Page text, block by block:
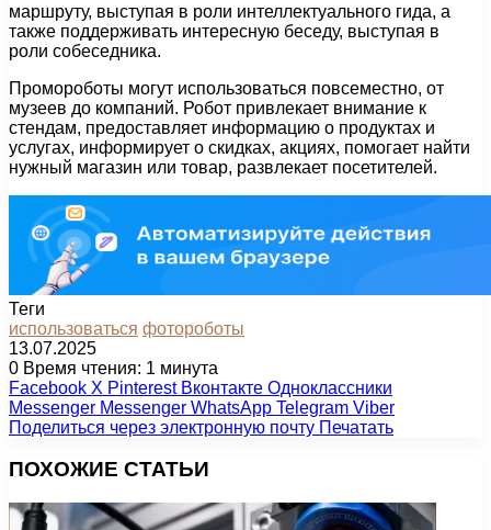
маршруту, выступая в роли интеллектуального гида, а
также поддерживать интересную беседу, выступая в
роли собеседника.
Промороботы могут использоваться повсеместно, от
музеев до компаний. Робот привлекает внимание к
стендам, предоставляет информацию о продуктах и
услугах, информирует о скидках, акциях, помогает найти
нужный магазин или товар, развлекает посетителей.
Теги
использоваться фотороботы
13.07.2025
0 Время чтения: 1 минута
Facebook X Pinterest Вконтакте Одноклассники
Messenger Messenger WhatsApp Telegram Viber
Поделиться через электронную почту Печатать
ПОХОЖИЕ СТАТЬИ